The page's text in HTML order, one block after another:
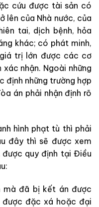
cứu được tài sản có
của Nhà nước, của
tai, dịch bệnh, hỏa
khác; có phát minh,
trị lớn được các cơ
nhận. Ngoài những
định những trường hợp
án phải nhận định rõ
hình phạt tù thì phải
đây thì sẽ được xem
được quy định tại Điều
mà đã bị kết án được
được đặc xá hoặc đại